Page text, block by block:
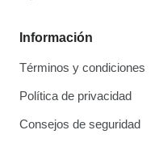
Información
Términos y condiciones
Política de privacidad
Consejos de seguridad